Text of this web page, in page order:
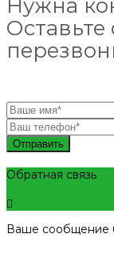
Нужна
Отправить
Обратная связь
Ваше сообщение